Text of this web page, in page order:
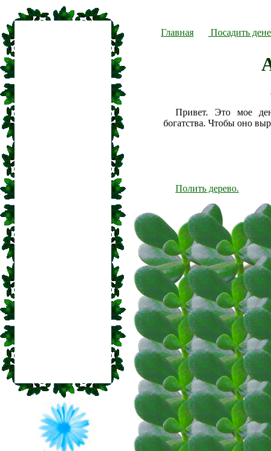
Главная Посадить
Привет. Это мое
богатства. Чтобы оно
Полить дерево.